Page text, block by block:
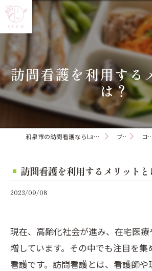
訪問看護を利用する
は？
和泉市の訪問看護ならLagom訪問看護ステーション ブログ コラム
訪問看護を利用するメリットと
2023/09/08
現在、高齢化社会が進み、在宅医
増しています。その中でも注目を集
看護です。訪問看護とは、看護師